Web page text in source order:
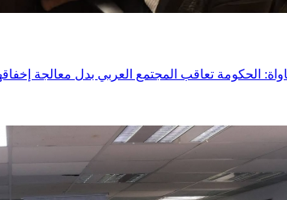
الحكومة تعاقب المجتمع العربي بدل معالجة